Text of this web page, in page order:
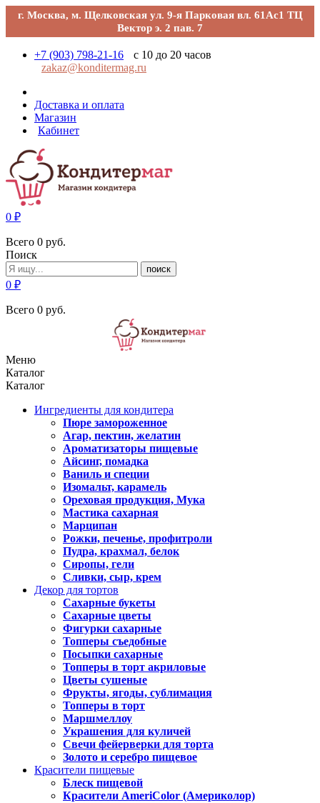
г. Москва, м. Щелковская ул. 9-я Парковая вл. 61Ас1 ТЦ
Вектор э. 2 пав. 7
+7 (903) 798-21-16
с 10 до 20 часов
zakaz@konditermag.ru
Доставка и оплата
Магазин
Кабинет
0 ₽
Всего 0 руб.
Поиск
поиск
0 ₽
Всего 0 руб.
Меню
Каталог
Каталог
Ингредиенты для кондитера
Пюре замороженное
Агар, пектин, желатин
Ароматизаторы пищевые
Айсинг, помадка
Ваниль и специи
Изомальт, карамель
Ореховая продукция, Мука
Мастика сахарная
Марципан
Рожки, печенье, профитроли
Пудра, крахмал, белок
Сиропы, гели
Сливки, сыр, крем
Декор для тортов
Сахарные букеты
Сахарные цветы
Фигурки сахарные
Топперы съедобные
Посыпки сахарные
Топперы в торт акриловые
Цветы сушеные
Фрукты, ягоды, сублимация
Топперы в торт
Маршмеллоу
Украшения для куличей
Свечи фейерверки для торта
Золото и серебро пищевое
Красители пищевые
Блеск пищевой
Красители AmeriColor (Америколор)